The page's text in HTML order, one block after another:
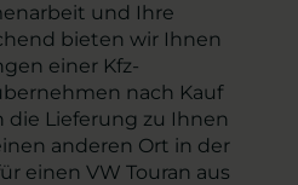
und Ihre
bieten wir Ihnen
einer Kfz-
nach Kauf
die Lieferung zu Ihnen
anderen Ort in der
einen VW Touran aus